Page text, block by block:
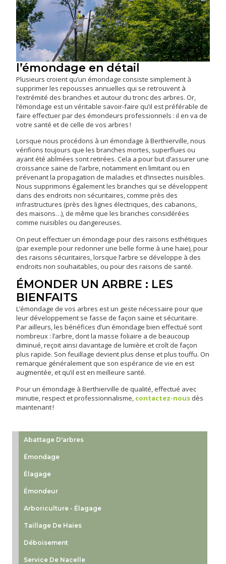
Abattage D'arbres
Émondage
Élagage
Émondeur
Arboriculture - Élagage
Taillage De Haies
Déboisement
Service De Nacelle
l’émondage en détail
Plusieurs croient qu’un émondage consiste simplement à
supprimer les repousses annuelles qui se retrouvent à
l’extrémité des branches et autour du tronc des arbres. Or,
l’émondage est un véritable savoir-faire qu’il est préférable de
faire effectuer par des émondeurs professionnels : il en va de
votre santé et de celle de vos arbres !
Lorsque nous procédons à un émondage à Berthierville, nous
vérifions toujours que les branches mortes, superflues ou
ayant été abîmées sont retirées. Cela a pour but d’assurer une
croissance saine de l’arbre, notamment en limitant ou en
prévenant la propagation de maladies et d’insectes nuisibles.
Nous supprimons également les branches qui se développent
dans des endroits non sécuritaires, comme près des
infrastructures (près des lignes électriques, des cabanons,
des maisons…), de même que les branches considérées
comme nuisibles ou dangereuses.
On peut effectuer un émondage pour des raisons esthétiques
(par exemple pour redonner une belle forme à une haie), pour
des raisons sécuritaires, lorsque l’arbre se développe à des
endroits non souhaitables, ou pour des raisons de santé.
ÉMONDER UN ARBRE : LES
BIENFAITS
L’émondage de vos arbres est un geste nécessaire pour que
leur développement se fasse de façon saine et sécuritaire.
Par ailleurs, les bénéfices d’un émondage bien effectué sont
nombreux : l’arbre, dont la masse foliaire a de beaucoup
diminué, reçoit ainsi davantage de lumière et croît de façon
plus rapide. Son feuillage devient plus dense et plus touffu. On
remarque généralement que son espérance de vie en est
augmentée, et qu’il est en meilleure santé.
Pour un émondage à Berthierville de qualité, effectué avec
minutie, respect et professionnalisme, contactez-nous dès
maintenant !